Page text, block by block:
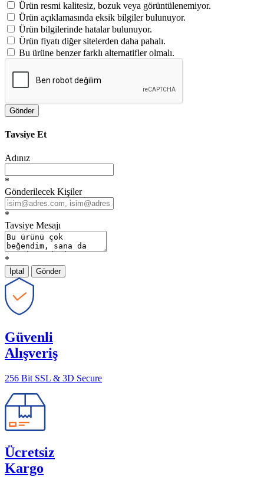
Ürün resmi kalitesiz, bozuk veya görüntülenemiyor.
Ürün açıklamasında eksik bilgiler bulunuyor.
Ürün bilgilerinde hatalar bulunuyor.
Ürün fiyatı diğer sitelerden daha pahalı.
Bu ürüne benzer farklı alternatifler olmalı.
Gönder
Tavsiye Et
Adınız
*
Gönderilecek Kişiler
*
Tavsiye Mesajı
*
İptal Gönder
Güvenli
Alışveriş
256 Bit SSL & 3D Secure
Ücretsiz
Kargo